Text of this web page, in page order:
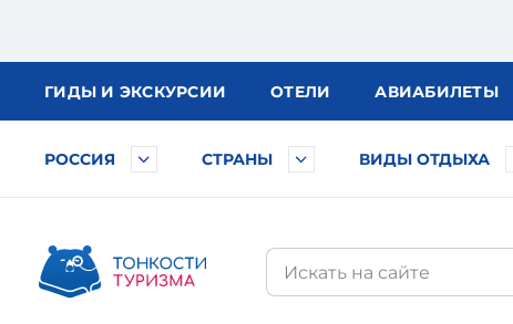
ГИДЫ И ЭКСКУРСИИ ОТЕЛИ АВИАБИЛЕТЫ
РОССИЯ СТРАНЫ ВИДЫ ОТДЫХА